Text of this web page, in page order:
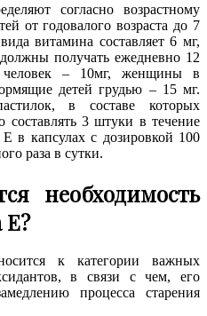
согласно возрастному
от годовалого возраста до 7
витамина составляет 6 мг,
должны получать ежедневно 12
– 10мг, женщины в
детей грудью – 15 мг.
в составе которых
3 штуки в течение
в капсулах с дозировкой 100
раза в сутки.
необходимость
к категории важных
в связи с чем, его
процесса старения